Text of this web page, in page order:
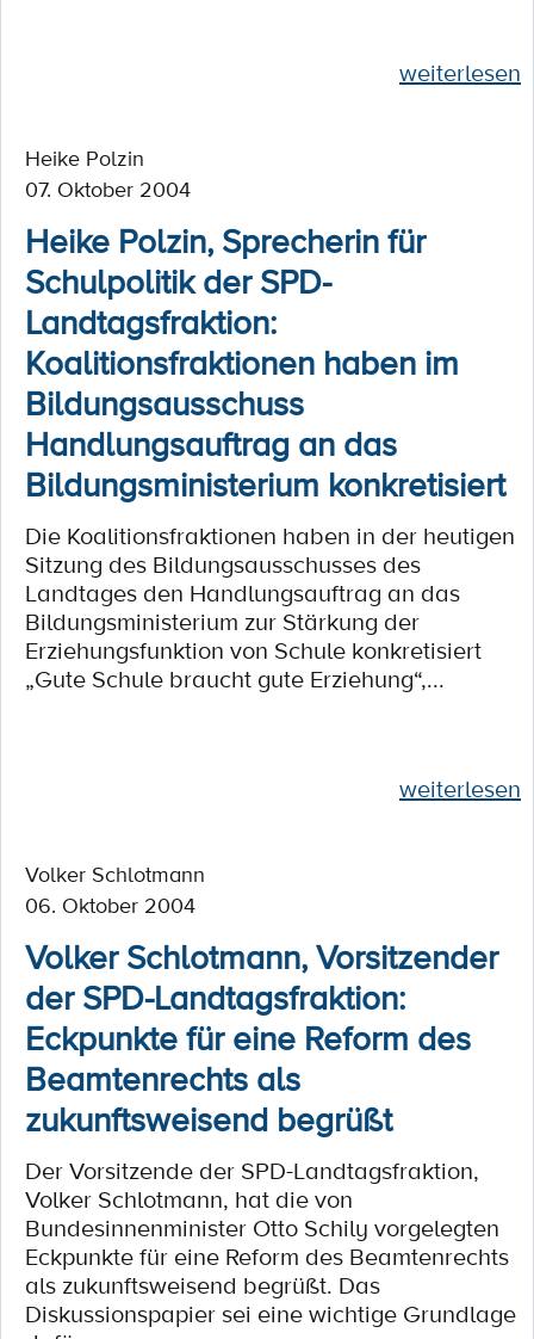
weiterlesen
Heike Polzin
07. Oktober 2004
Heike Polzin, Sprecherin für
Schulpolitik der SPD-
Landtagsfraktion:
Koalitionsfraktionen haben im
Bildungsausschuss
Handlungsauftrag an das
Bildungsministerium konkretisiert
Die Koalitionsfraktionen haben in der heutigen
Sitzung des Bildungsausschusses des
Landtages den Handlungsauftrag an das
Bildungsministerium zur Stärkung der
Erziehungsfunktion von Schule konkretisiert
„Gute Schule braucht gute Erziehung“,...
weiterlesen
Volker Schlotmann
06. Oktober 2004
Volker Schlotmann, Vorsitzender
der SPD-Landtagsfraktion:
Eckpunkte für eine Reform des
Beamtenrechts als
zukunftsweisend begrüßt
Der Vorsitzende der SPD-Landtagsfraktion,
Volker Schlotmann, hat die von
Bundesinnenminister Otto Schily vorgelegten
Eckpunkte für eine Reform des Beamtenrechts
als zukunftsweisend begrüßt. Das
Diskussionspapier sei eine wichtige Grundlage